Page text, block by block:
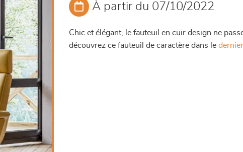
À partir du 07/10/2022
Chic et élégant, le fauteuil en cuir design ne
découvrez ce fauteuil de caractère dans le